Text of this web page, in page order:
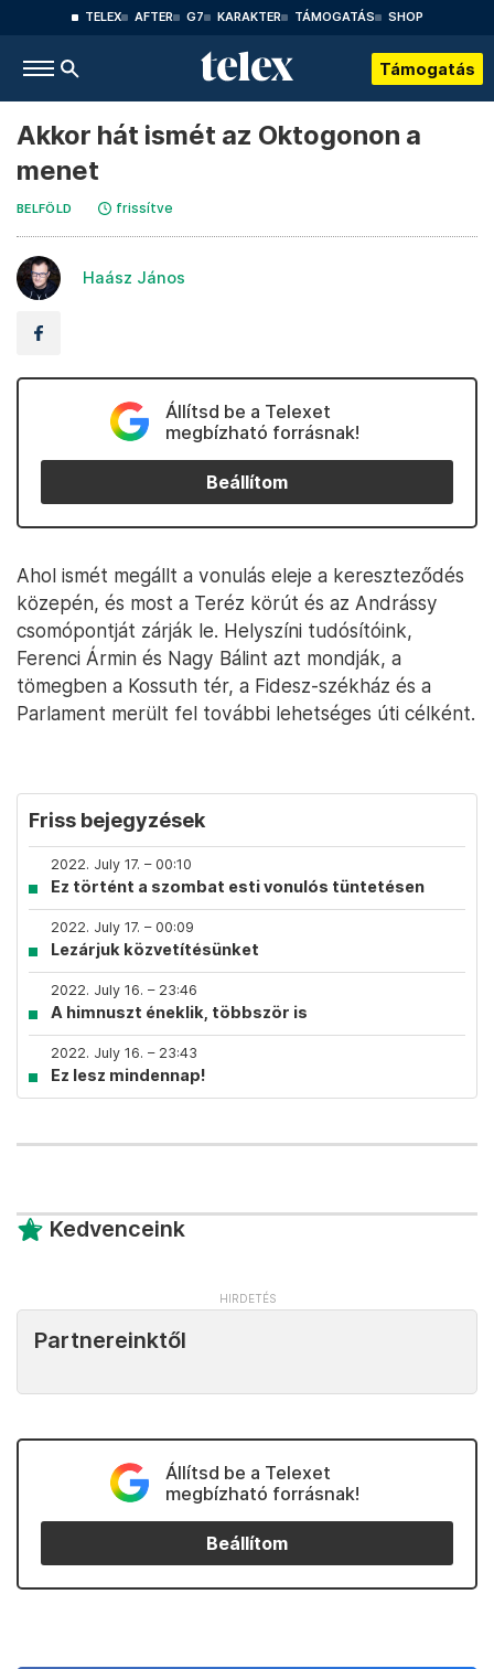
TELEX AFTER G7 KARAKTER TÁMOGATÁS SHOP
Támogatás
Akkor hát ismét az Oktogonon a
menet
BELFÖLD frissítve
Haász János
Állítsd be a Telexet
megbízható forrásnak!
Beállítom
Ahol ismét megállt a vonulás eleje a kereszteződés
közepén, és most a Teréz körút és az Andrássy
csomópontját zárják le. Helyszíni tudósítóink,
Ferenci Ármin és Nagy Bálint azt mondják, a
tömegben a Kossuth tér, a Fidesz-székház és a
Parlament merült fel további lehetséges úti célként.
Friss bejegyzések
2022. July 17. – 00:10
Ez történt a szombat esti vonulós tüntetésen
2022. July 17. – 00:09
Lezárjuk közvetítésünket
2022. July 16. – 23:46
A himnuszt éneklik, többször is
2022. July 16. – 23:43
Ez lesz mindennap!
Kedvenceink
Partnereinktől
Állítsd be a Telexet
megbízható forrásnak!
Beállítom